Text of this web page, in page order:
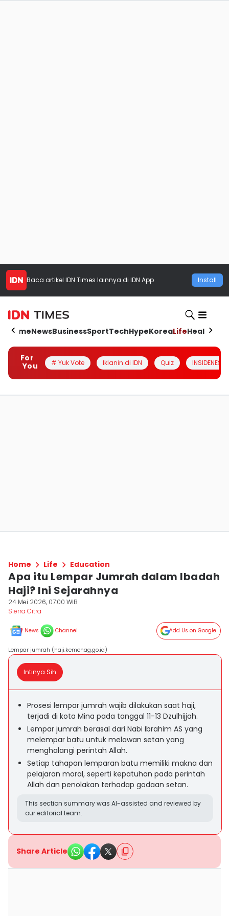
Baca artikel IDN Times lainnya di IDN App Install
HomeNewsBusinessSportTechHypeKoreaLifeHealth
For
You
# Yuk Vote Iklanin di IDN Quiz INSIDENESIA
Home Life Education
Apa itu Lempar Jumrah dalam Ibadah
Haji? Ini Sejarahnya
24 Mei 2026, 07:00 WIB
Sierra Citra
News Channel Add Us on Google
Lempar jumrah (haji.kemenag.go.id)
Intinya Sih
Prosesi lempar jumrah wajib dilakukan saat haji,
terjadi di kota Mina pada tanggal 11-13 Dzulhijjah.
Lempar jumrah berasal dari Nabi Ibrahim AS yang
melempar batu untuk melawan setan yang
menghalangi perintah Allah.
Setiap tahapan lemparan batu memiliki makna dan
pelajaran moral, seperti kepatuhan pada perintah
Allah dan penolakan terhadap godaan setan.
This section summary was AI-assisted and reviewed by
our editorial team.
Share Article